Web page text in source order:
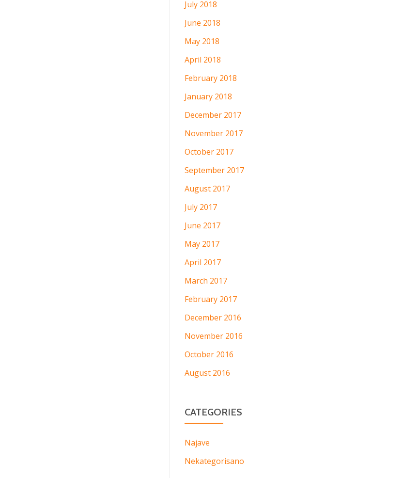
July 2018
June 2018
May 2018
April 2018
February 2018
January 2018
December 2017
November 2017
October 2017
September 2017
August 2017
July 2017
June 2017
May 2017
April 2017
March 2017
February 2017
December 2016
November 2016
October 2016
August 2016
CATEGORIES
Najave
Nekategorisano